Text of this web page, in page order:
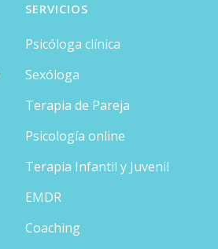
SERVICIOS
Psicóloga clínica
Sexóloga
Terapia de Pareja
Psicología online
Terapia Infantil y Juvenil
EMDR
Coaching